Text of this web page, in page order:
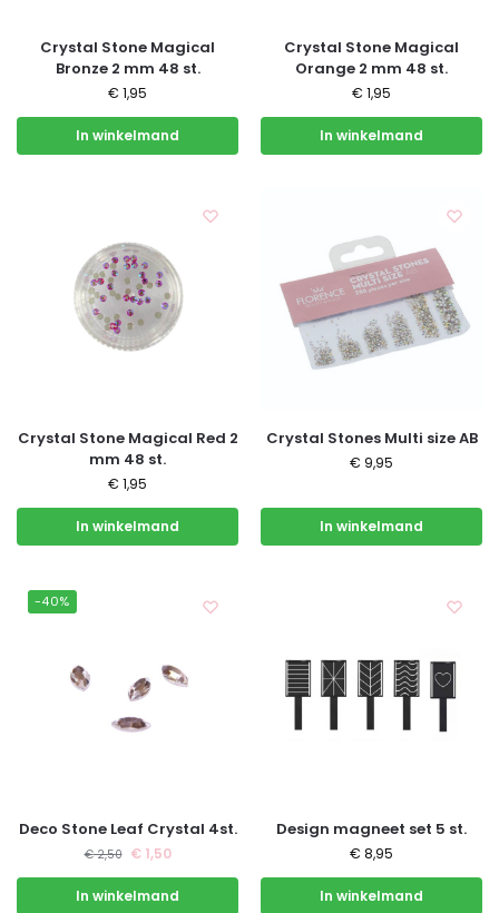
Crystal Stone Magical
Bronze 2 mm 48 st.
€ 1,95
In winkelmand
Crystal Stone Magical
Orange 2 mm 48 st.
€ 1,95
In winkelmand
Crystal Stone Magical Red 2
mm 48 st.
€ 1,95
In winkelmand
Crystal Stones Multi size AB
€ 9,95
In winkelmand
-40%
Deco Stone Leaf Crystal 4st.
€2,50 €1,50
In winkelmand
Design magneet set 5 st.
€ 8,95
In winkelmand